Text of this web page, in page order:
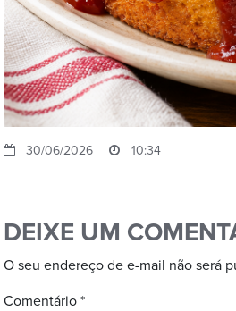
30/06/2026 10:34
DEIXE UM
O seu endereço de e-mail não será
Comentário *